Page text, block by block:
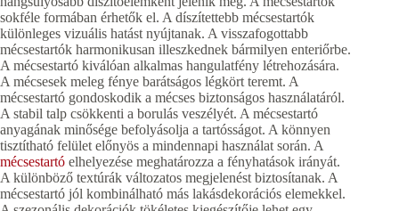
sokféle formában érhetők el. A díszítettebb mécsestartók
különleges vizuális hatást nyújtanak. A visszafogottabb
mécsestartók harmonikusan illeszkednek bármilyen enteriőrbe.
A mécsestartó kiválóan alkalmas hangulatfény létrehozására.
A mécsesek meleg fénye barátságos légkört teremt. A
mécsestartó gondoskodik a mécses biztonságos használatáról.
A stabil talp csökkenti a borulás veszélyét. A mécsestartó
anyagának minősége befolyásolja a tartósságot. A könnyen
tisztítható felület előnyös a mindennapi használat során. A
mécsestartó elhelyezése meghatározza a fényhatások irányát.
A különböző textúrák változatos megjelenést biztosítanak. A
mécsestartó jól kombinálható más lakásdekorációs elemekkel.